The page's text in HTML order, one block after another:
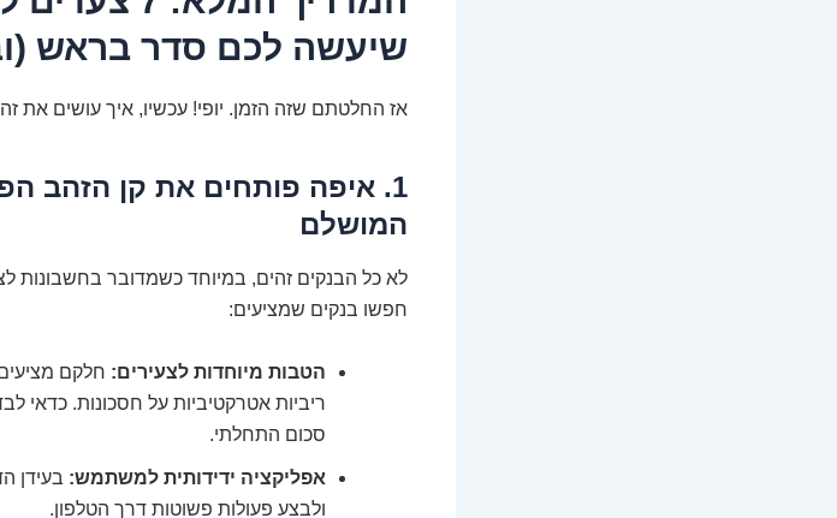
שיעשה לכם סדר בראש
אז החלטתם שזה הזמן. יופי! עכשיו, איך עושים
1. איפה פותחים את קן הזהב
המושלם
לא כל הבנקים זהים, במיוחד כשמדובר בחשבונות
חפשו בנקים שמציעים:
הטבות מיוחדות לצעירים: חלקם
ריביות אטרקטיביות על חסכונות. כדאי
סכום התחלתי.
אפליקציה ידידותית למשתמש: בעידן
ולבצע פעולות פשוטות דרך הטלפון.